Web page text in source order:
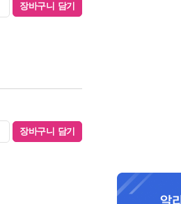
장바구니 담기
장바구니 담기